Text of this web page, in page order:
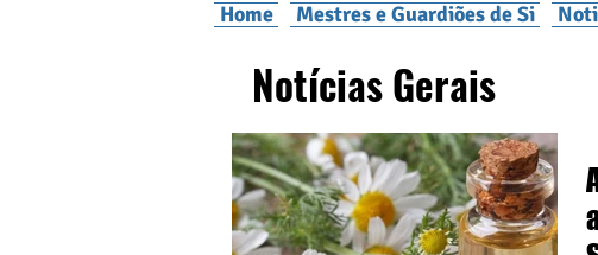
Home Mestres e Guardiões de Si
Notícias Gerais